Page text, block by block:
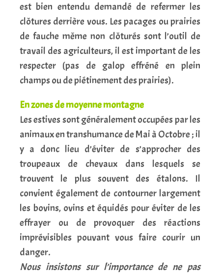
est bien entendu demandé de refermer les
clôtures derrière vous. Les pacages ou prairies
de fauche même non clôturés sont l’outil de
travail des agriculteurs, il est important de les
respecter (pas de galop effréné en plein
champs ou de piétinement des prairies).
En zones de moyenne montagne
Les estives sont généralement occupées par les
animaux en transhumance de Mai à Octobre ; il
y a donc lieu d’éviter de s’approcher des
troupeaux de chevaux dans lesquels se
trouvent le plus souvent des étalons. Il
convient également de contourner largement
les bovins, ovins et équidés pour éviter de les
effrayer ou de provoquer des réactions
imprévisibles pouvant vous faire courir un
danger.
Nous insistons sur l’importance de ne pas